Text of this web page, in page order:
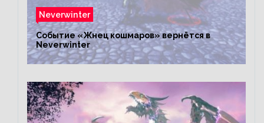
Neverwinter
Событие «Жнец кошмаров» вернётся в
Neverwinter